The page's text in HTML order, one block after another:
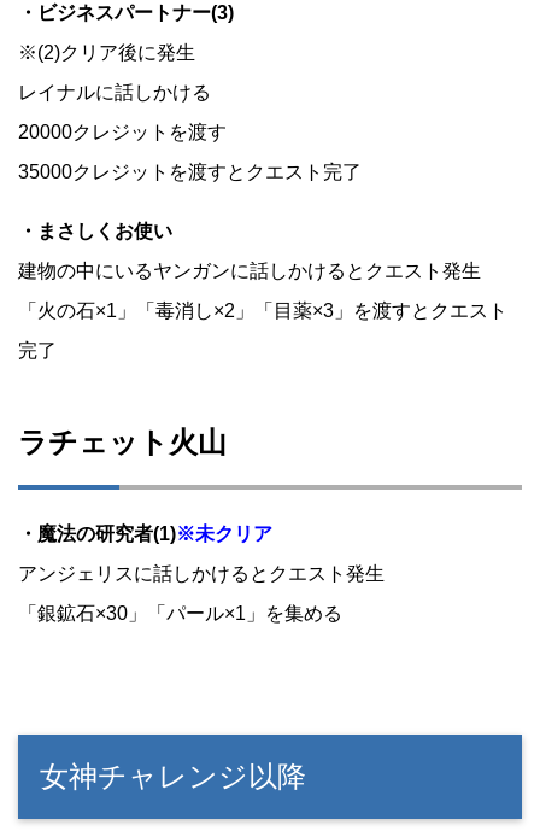
・ビジネスパートナー(3)
※(2)クリア後に発生
レイナルに話しかける
20000クレジットを渡す
35000クレジットを渡すとクエスト完了
・まさしくお使い
建物の中にいるヤンガンに話しかけるとクエスト発生
「火の石×1」「毒消し×2」「目薬×3」を渡すとクエスト
完了
ラチェット火山
・魔法の研究者(1)※未クリア
アンジェリスに話しかけるとクエスト発生
「銀鉱石×30」「パール×1」を集める
女神チャレンジ以降